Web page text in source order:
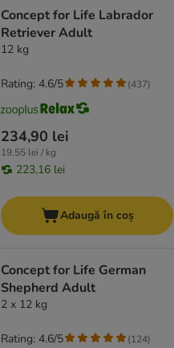
Concept for Life Labrador
Retriever Adult
12 kg
234,90 lei
19,55 lei / kg
223,16 lei
Rating: 4.6/5 (437)
Adaugă în coș
Concept for Life German
Shepherd Adult
2 x 12 kg
Rating: 4.6/5 (124)